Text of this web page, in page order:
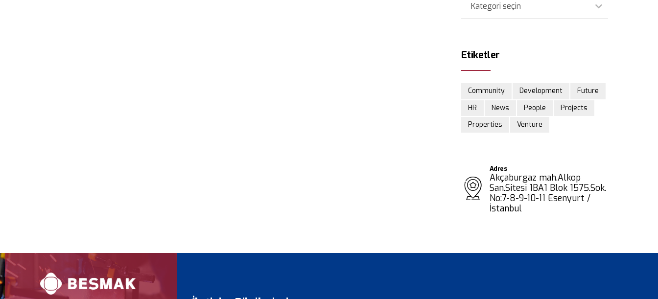
Kategori seçin
Etiketler
Community Development
Future
HR
News People
Projects
Properties
Venture
Adres
Akçaburgaz mah.Alkop
San.Sitesi 1BA1 Blok 1575.Sok.
No:7-8-9-10-11 Esenyurt /
İstanbul